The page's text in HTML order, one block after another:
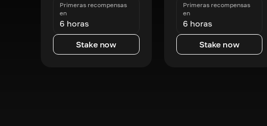
Primeras recompensas
en
6 horas
Stake now
Primeras recompensas
en
6 horas
Stake now